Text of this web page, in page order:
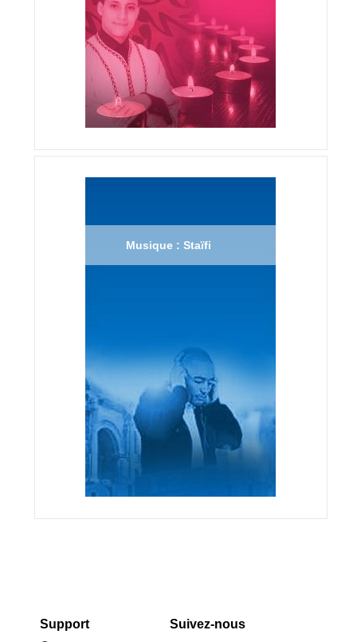
Musique : Staïfi
Support
Suivez-nous